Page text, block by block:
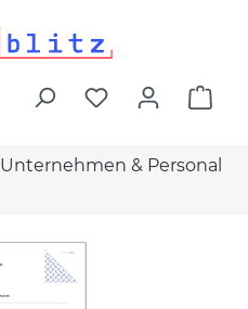
Unternehmen & Personal